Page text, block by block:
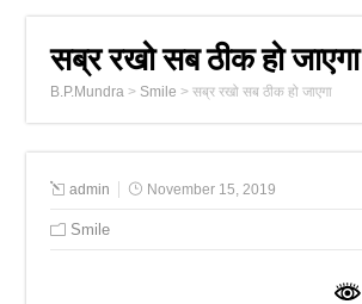
सब्र रखो सब ठीक हो जाएगा
B.P.Mundra > Smile >सब्र रखो सब ठीक हो जाएगा
admin November 15, 2019
Smile